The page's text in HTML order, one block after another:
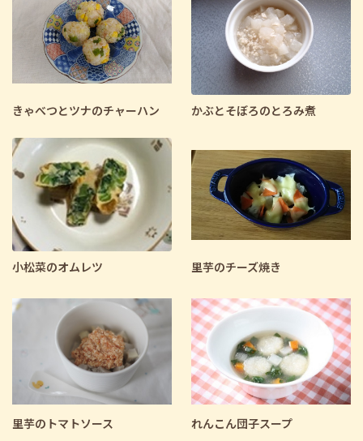
きゃべつとツナのチャーハン かぶとそぼろのとろみ煮
小松菜のオムレツ 里芋のチーズ焼き
里芋のトマトソース れんこん団子スープ